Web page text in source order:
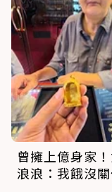
曾擁上億身家
浪浪：我餓沒